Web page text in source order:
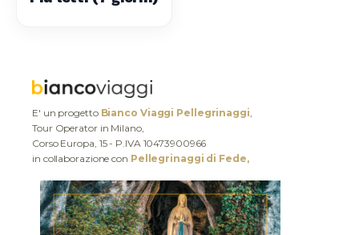
E' un progetto Bianco Viaggi Pellegrinaggi
Tour Operator in Milano,
Corso Europa, 15 - P.IVA 10473900966
in collaborazione con Pellegrinaggi di Fede,